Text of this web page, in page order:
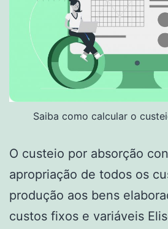
Saiba como calcular o
O custeio por absorção
apropriação de todos os
produção aos bens
custos fixos e variáveis